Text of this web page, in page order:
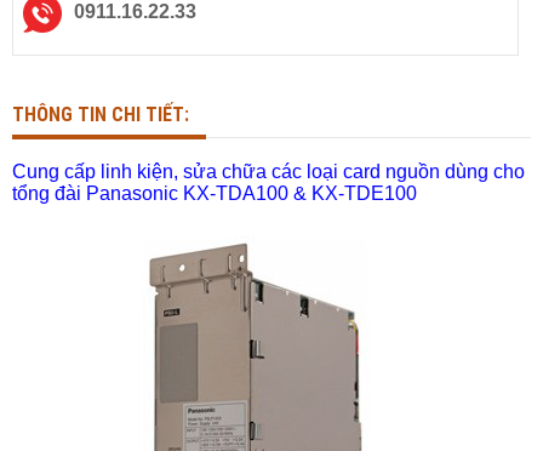
0911.16.22.33
THÔNG TIN CHI TIẾT:
Cung cấp linh kiện, sửa chữa các loại card nguồn dùng cho
tổng đài Panasonic KX-TDA100 & KX-TDE100